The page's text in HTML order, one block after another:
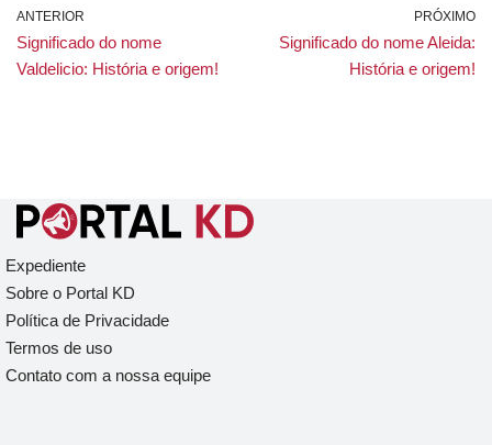
ANTERIOR
Significado do nome
Valdelicio: História e origem!
PRÓXIMO
Significado do nome Aleida:
História e origem!
Expediente
Sobre o Portal KD
Política de Privacidade
Termos de uso
Contato com a nossa equipe